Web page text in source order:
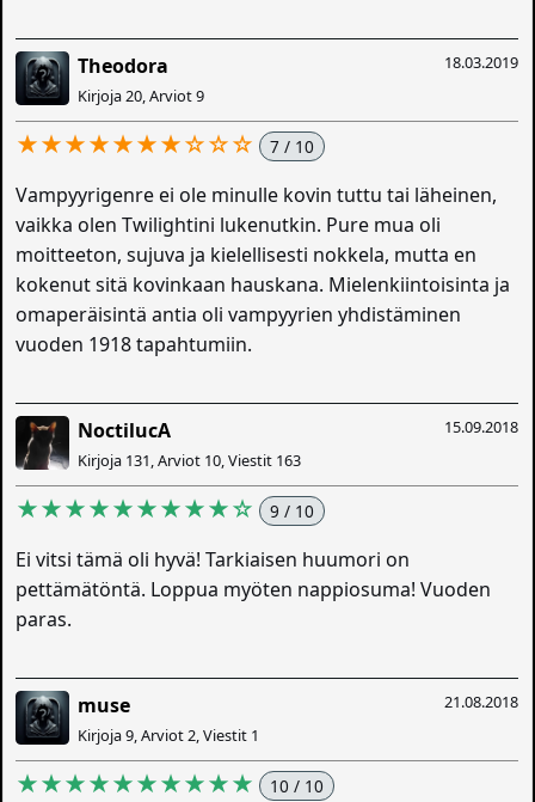
18.03.2019
Theodora
Kirjoja 20, Arviot 9
★★★★★★★☆☆☆ 7 / 10
Vampyyrigenre ei ole minulle kovin tuttu tai läheinen,
vaikka olen Twilightini lukenutkin. Pure mua oli
moitteeton, sujuva ja kielellisesti nokkela, mutta en
kokenut sitä kovinkaan hauskana. Mielenkiintoisinta ja
omaperäisintä antia oli vampyyrien yhdistäminen
vuoden 1918 tapahtumiin.
15.09.2018
NoctilucA
Kirjoja 131, Arviot 10, Viestit 163
★★★★★★★★★☆ 9 / 10
Ei vitsi tämä oli hyvä! Tarkiaisen huumori on
pettämätöntä. Loppua myöten nappiosuma! Vuoden
paras.
21.08.2018
muse
Kirjoja 9, Arviot 2, Viestit 1
★★★★★★★★★★ 10 / 10